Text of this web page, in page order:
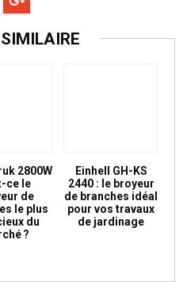
2800W
ce le
de
le plus
du
?
Einhell GH-KS
2440 : le broyeur
de branches idéal
pour vos travaux
de jardinage